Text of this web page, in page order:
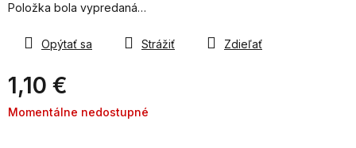
1,10 €
Jednotková
Momentálne nedostupné
Položka bola vypredaná…
Opýtať sa Strážiť Zdieľať